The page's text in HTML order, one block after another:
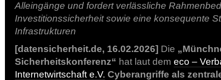
Alleingänge und fordert verlässliche
Investitionssicherheit sowie eine konsequente
Infrastrukturen
[datensicherheit.de, 16.02.2026] Die
Sicherheitskonferenz“ hat laut dem eco –
Internetwirtschaft e.V. Cyberangriffe als